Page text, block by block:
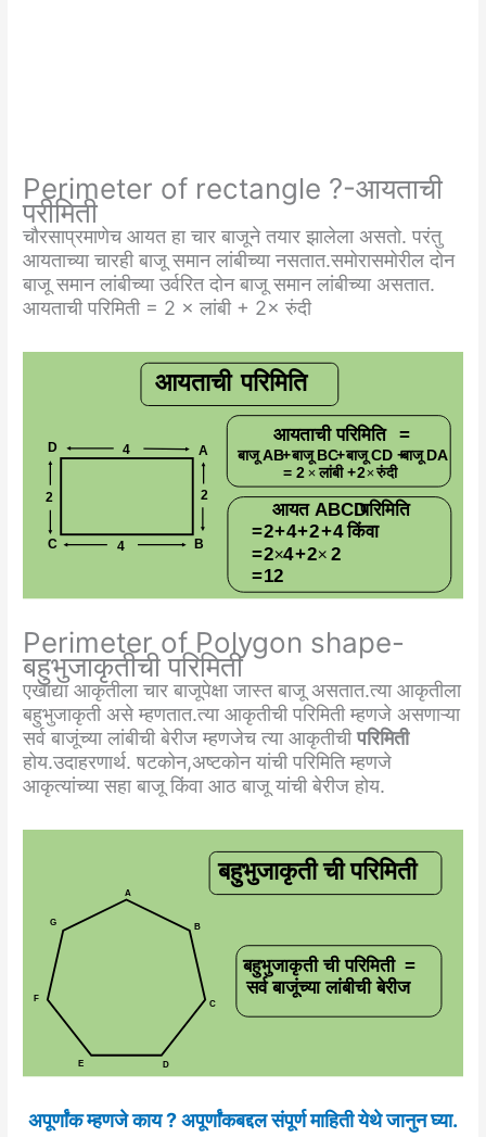
Perimeter of rectangle ?-आयताची
परीमिती
चौरसाप्रमाणेच आयत हा चार बाजूने तयार झालेला असतो. परंतु
आयताच्या चारही बाजू समान लांबीच्या नसतात.समोरासमोरील दोन
बाजू समान लांबीच्या उर्वरित दोन बाजू समान लांबीच्या असतात.
आयताची परिमिती = 2 × लांबी + 2× रुंदी
Perimeter of Polygon shape-
बहुभुजाकृतीची परिमिती
एखाद्या आकृतीला चार बाजूपेक्षा जास्त बाजू असतात.त्या आकृतीला
बहुभुजाकृती असे म्हणतात.त्या आकृतीची परिमिती म्हणजे असणाऱ्या
सर्व बाजूंच्या लांबीची बेरीज म्हणजेच त्या आकृतीचीपरिमिती
होय.उदाहरणार्थ. षटकोन,अष्टकोन यांची परिमिति म्हणजे
आकृत्यांच्या सहा बाजू किंवा आठ बाजू यांची बेरीज होय.
अपूर्णांक म्हणजे काय ? अपूर्णांकबद्दल संपूर्ण माहिती येथे जानुन घ्या.